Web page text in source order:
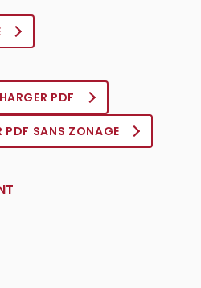
PDF
PDF SANS ZONAGE